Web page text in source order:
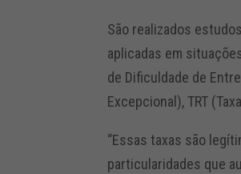
São realizados
aplicadas em
de Dificuldade de
Excepcional), TRT
“Essas taxas são
particularidades que